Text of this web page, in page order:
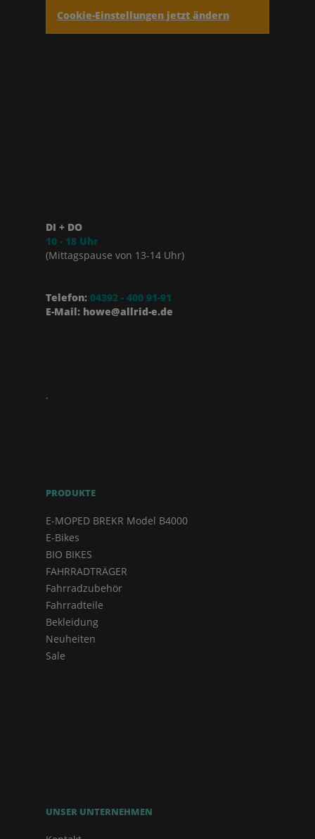
Cookie-Einstellungen jetzt ändern
DI + DO
10 - 18 Uhr
(Mittagspause von 13-14 Uhr)
Telefon: 04392 - 400 91-91
E-Mail: howe@allrid-e.de
.
PRODUKTE
E-MOPED BREKR Model B4000
E-Bikes
BIO BIKES
FAHRRADTRÄGER
Fahrradzubehör
Fahrradteile
Bekleidung
Neuheiten
Sale
UNSER UNTERNEHMEN